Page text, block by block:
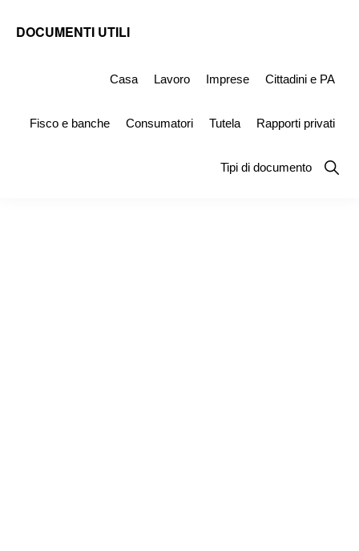
DOCUMENTI UTILI
Simile
Casa Lavoro Imprese Cittadini e PA
Fisco e banche Consumatori Tutela Rapporti privati
Tipi di documento
Show